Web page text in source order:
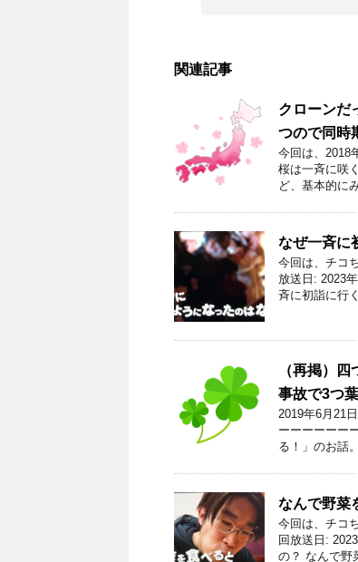
関連記事
クローンだ
つので同時
今回は、2018
桜は一斉に咲
ど、基本的に
なぜ一斉に
今回は、チコ
放送日: 2023
斉に初詣に行
（再掲）
事故で3つ
2019年6月21
ーーーーーー
る！」のお話
なんで野菜
今回は、チコ
回放送日:
の？ なんで